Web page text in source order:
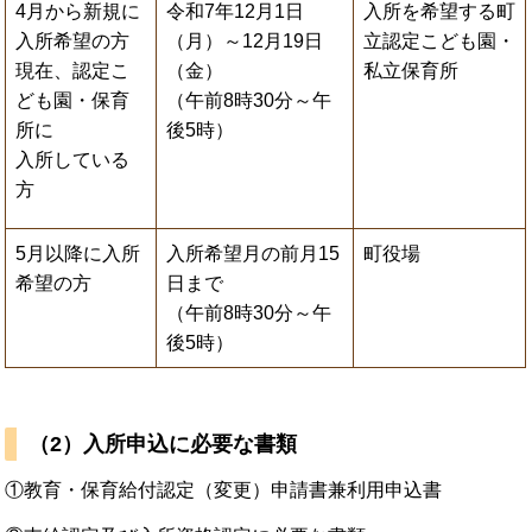
4月から新規に
入所希望の方
現在、認定こ
ども園・保育
所に
入所している
方
令和7年12月1日
（月）～12月19日
（金）
（午前8時30分～午
後5時）
入所を希望する町
立認定こども園・
私立保育所
5月以降に入所
希望の方
入所希望月の前月15
日まで
（午前8時30分～午
後5時）
町役場
（2）入所申込に必要な書類
①教育・保育給付認定（変更）申請書兼利用申込書